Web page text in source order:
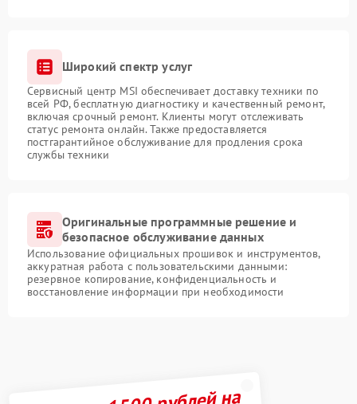
Широкий спектр услуг
Сервисный центр MSI обеспечивает доставку техники по
всей РФ, бесплатную диагностику и качественный ремонт,
включая срочный ремонт. Клиенты могут отслеживать
статус ремонта онлайн. Также предоставляется
постгарантийное обслуживание для продления срока
службы техники
Оригинальные программные решение и
безопасное обслуживание данных
Использование официальных прошивок и инструментов,
аккуратная работа с пользовательскими данными:
резервное копирование, конфиденциальность и
восстановление информации при необходимости